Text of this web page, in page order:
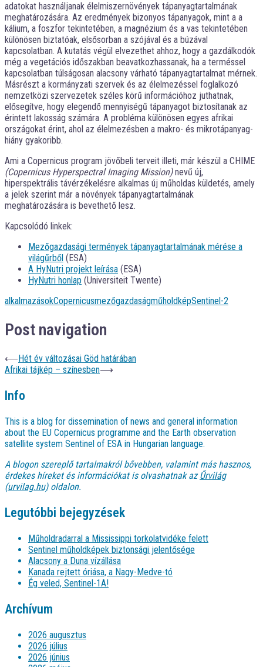
adatokat használjanak élelmiszernövények tápanyagtartalmának
meghatározására. Az eredmények bizonyos tápanyagok, mint a a
kálium, a foszfor tekintetében, a magnézium és a vas tekintetében
különösen biztatóak, elsősorban a szójával és a búzával
kapcsolatban. A kutatás végül elvezethet ahhoz, hogy a gazdálkodók
még a vegetációs időszakban beavatkozhassanak, ha a terméssel
kapcsolatban túlságosan alacsony várható tápanyagtartalmat mérnek.
Másrészt a kormányzati szervek és az élelmezéssel foglalkozó
nemzetközi szervezetek széles körű információhoz juthatnak,
elősegítve, hogy elegendő mennyiségű tápanyagot biztosítanak az
érintett lakosság számára. A probléma különösen egyes afrikai
országokat érint, ahol az élelmezésben a makro- és mikrotápanyag-
hiány gyakoribb.
Ami a Copernicus program jövőbeli terveit illeti, már készül a CHIME
(Copernicus Hyperspectral Imaging Mission)nevű új,
hiperspektrális távérzékelésre alkalmas új műholdas küldetés, amely
a jelek szerint már a növények tápanyagtartalmának
meghatározására is bevethető lesz.
Kapcsolódó linkek:
Mezőgazdasági termények tápanyagtartalmának mérése a
világűrből (ESA)
A HyNutri projekt leírása (ESA)
HyNutri honlap (Universiteit Twente)
alkalmazásokCopernicusmezőgazdaságműholdképSentinel-2
Post navigation
⟵ Hét év változásai Göd határában
Afrikai tájkép – színesben⟶
Info
This is a blog for dissemination of news and general information
about the EU Copernicus programme and the Earth observation
satellite system Sentinel of ESA in Hungarian language.
A blogon szereplő tartalmakról bővebben, valamint más hasznos,
érdekes híreket és információkat is olvashatnak azŰrvilág
(urvilag.hu)oldalon.
Legutóbbi bejegyzések
Műholdradarral a Mississippi torkolatvidéke felett
Sentinel műholdképek biztonsági jelentősége
Alacsony a Duna vízállása
Kanada rejtett óriása, a Nagy-Medve-tó
Ég veled, Sentinel-1A!
Archívum
2026 augusztus
2026 július
2026 június